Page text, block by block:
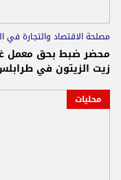
مصلحة الاقتصاد والتجارة في
محضر ضبط بحق معمل
زيت الزيتون في
محليات